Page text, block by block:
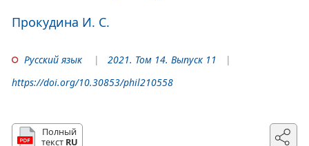
Прокудина И. С.
Русский язык
2021. Том 14. Выпуск 11
https://doi.org/10.30853/phil210558
Полный
текст RU